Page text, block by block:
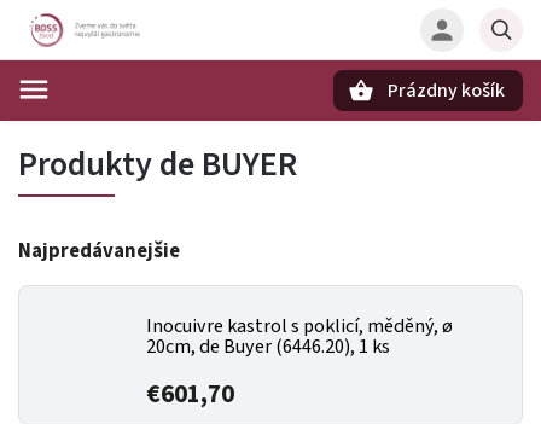
Prázdny košík
Produkty de BUYER
Najpredávanejšie
Inocuivre kastrol s poklicí, měděný, ø
20cm, de Buyer (6446.20), 1 ks
€601,70